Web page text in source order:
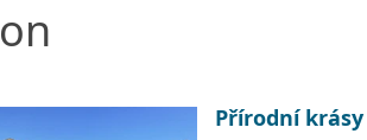
Přírodní